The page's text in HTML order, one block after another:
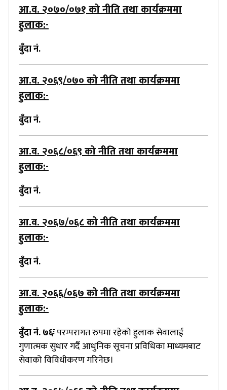
आ.व. २०७०/०७१को नीति तथा कार्यक्रममा
हुलाक:-
बुँदा नं.
आ.व. २०६९/०७०को नीति तथा कार्यक्रममा
हुलाक:-
बुँदा नं.
आ.व. २०६८/०६९को नीति तथा कार्यक्रममा
हुलाक:-
बुँदा नं.
आ.व. २०६७/०६८को नीति तथा कार्यक्रममा
हुलाक:-
बुँदा नं.
आ.व. २०६६/०६७को नीति तथा कार्यक्रममा
हुलाक:-
बुँदा नं. ७६ःपरम्परागत रुपमा रहेको हुलाक सेवालाई
गुणात्मक सुधार गर्दै आधुनिक सूचना प्रविधिका माध्यमबाट
सेवाको विविधीकरण गरिनेछ।